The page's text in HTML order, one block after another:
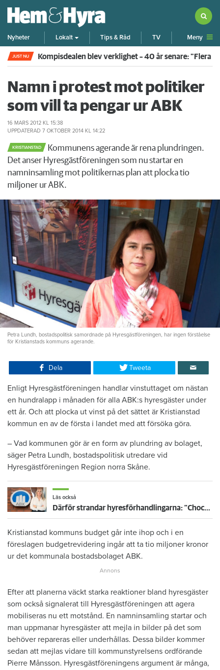
Nyheter Lokalt Tips & Råd TV Meny
JUST NU Kompisdealen blev verklighet – 40 år senare: "Flera
Namn i protest mot politiker
som vill ta pengar ur ABK
16 MARS 2012 KL 15:38
UPPDATERAD 7 OKTOBER 2014 KL 14:22
KRISTIANSTAD
Kommunens agerande är rena plundringen.
Det anser Hyresgästföreningen som nu startar en
namninsamling mot politikernas plan att plocka tio
miljoner ur ABK.
Petra Lundh, bostadspolitisk samordnade på Hyresgästföreningen, har ingen förståelse
för Kristianstads kommuns agerande.
Dela Tweeta
Enligt Hyresgästföreningen handlar vinstuttaget om nästan
en hundralapp i månaden för alla ABK:s hyresgäster under
ett år. Och att plocka ut vinst på det sättet är Kristianstad
kommun en av de första i landet med att försöka göra.
– Vad kommunen gör är en form av plundring av bolaget,
säger Petra Lundh, bostadspolitisk utredare vid
Hyresgästföreningen Region norra Skåne.
Läs också
Därför strandar hyresförhandlingarna: ”Chockade”
Kristianstad kommuns budget går inte ihop och i en
föreslagen budgetrevidering ingår att ta tio miljoner kronor
ur det kommunala bostadsbolaget ABK.
Efter att planerna väckt starka reaktioner bland hyresgäster
som också signalerat till Hyresgästföreningen att agera
mobiliseras nu ett motstånd. En namninsamling startar och
man uppmanar hyresgäster att mejla in bilder på det som
behöver repareras eller underhållas. Dessa bilder kommer
sedan att mejlas vidare till kommunstyrelsens ordförande
Pierre Månsson. Hyresgästföreningens argument är många,